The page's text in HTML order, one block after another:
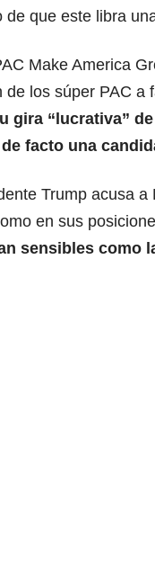
de que este libra
Make America
de los súper PAC a
gira “lucrativa”
facto una
Trump acusa
en sus
sensibles como